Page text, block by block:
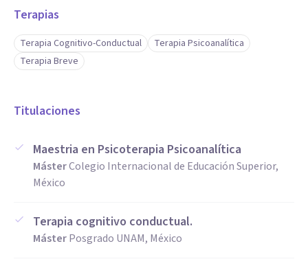
Terapias
Terapia Cognitivo-Conductual
Terapia Psicoanalítica
Terapia Breve
Titulaciones
Maestria en Psicoterapia Psicoanalítica
MásterColegio Internacional de Educación Superior,
México
Terapia cognitivo conductual.
MásterPosgrado UNAM, México